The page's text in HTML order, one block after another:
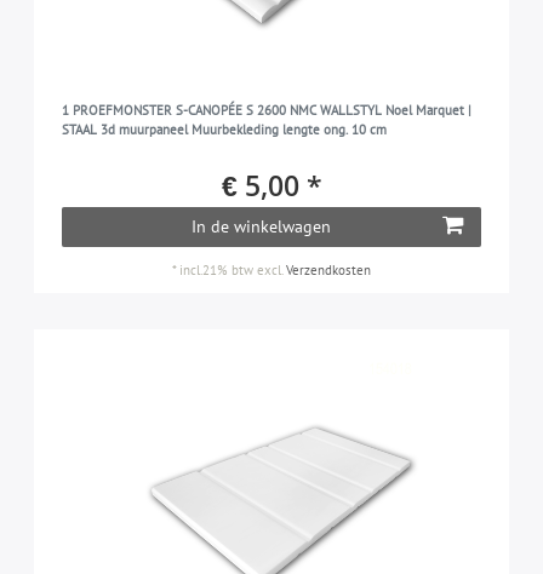
1 PROEFMONSTER S-CANOPÉE S 2600 NMC WALLSTYL Noel Marquet |
STAAL 3d muurpaneel Muurbekleding lengte ong. 10 cm
€ 5,00 *
In de winkelwagen
* incl.21% btw excl. Verzendkosten